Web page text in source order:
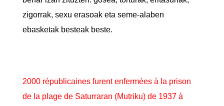
zigorrak, sexu erasoak eta seme-alaben
ebasketak besteak beste.
2000 républicaines furent enfermées à la prison
de la plage de Saturraran (Mutriku) de 1937 à